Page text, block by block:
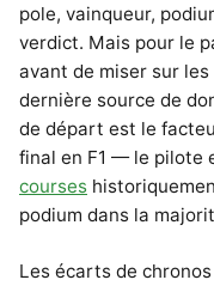
pole, vainqueur,
verdict. Mais pour le
avant de miser sur
dernière source de
de départ est le
final en F1 — le pilote
courses
podium dans la
Les écarts de